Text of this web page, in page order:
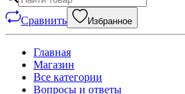
Сравнить Избранное
Главная
Магазин
Все категории
Вопросы и ответы